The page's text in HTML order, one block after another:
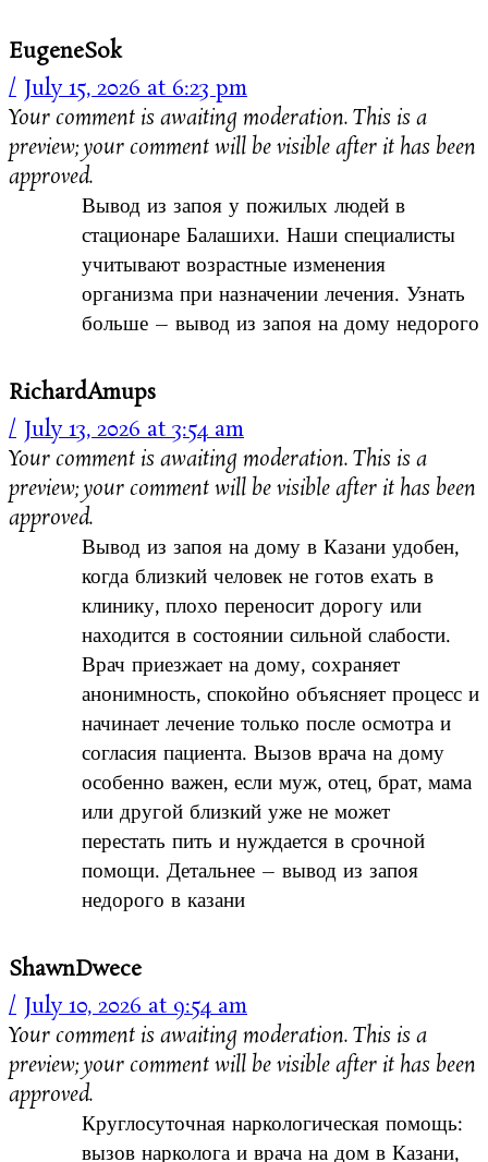
EugeneSok
July 15, 2026 at 6:23 pm
Your comment is awaiting moderation. This is a
preview; your comment will be visible after it has been
approved.
Вывод из запоя у пожилых людей в
стационаре Балашихи. Наши специалисты
учитывают возрастные изменения
организма при назначении лечения. Узнать
больше – вывод из запоя на дому недорого
RichardAmups
July 13, 2026 at 3:54 am
Your comment is awaiting moderation. This is a
preview; your comment will be visible after it has been
approved.
Вывод из запоя на дому в Казани удобен,
когда близкий человек не готов ехать в
клинику, плохо переносит дорогу или
находится в состоянии сильной слабости.
Врач приезжает на дому, сохраняет
анонимность, спокойно объясняет процесс и
начинает лечение только после осмотра и
согласия пациента. Вызов врача на дому
особенно важен, если муж, отец, брат, мама
или другой близкий уже не может
перестать пить и нуждается в срочной
помощи. Детальнее – вывод из запоя
недорого в казани
ShawnDwece
July 10, 2026 at 9:54 am
Your comment is awaiting moderation. This is a
preview; your comment will be visible after it has been
approved.
Круглосуточная наркологическая помощь:
вызов нарколога и врача на дом в Казани,